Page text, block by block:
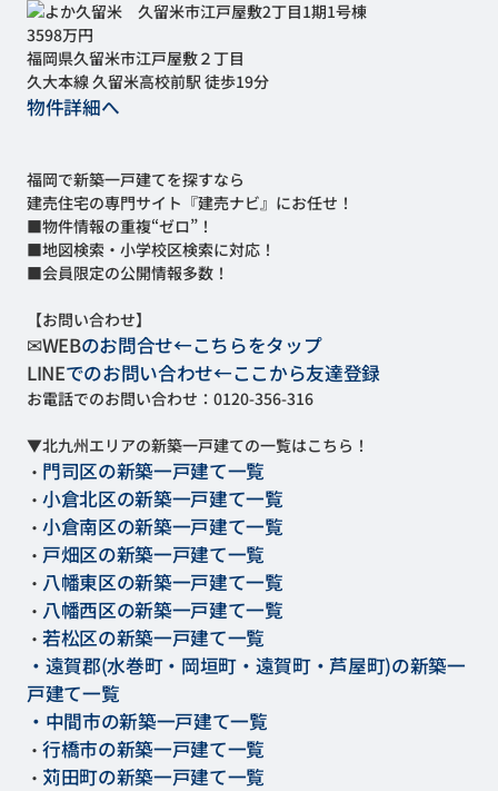
3598万円
福岡県久留米市江戸屋敷２丁目
久大本線 久留米高校前駅 徒歩19分
物件詳細へ
福岡で新築一戸建てを探すなら
建売住宅の専門サイト『建売ナビ』にお任せ！
■物件情報の重複“ゼロ”！
■地図検索・小学校区検索に対応！
■会員限定の公開情報多数！
【お問い合わせ】
✉WEBのお問合せ←こちらをタップ
LINEでのお問い合わせ←ここから友達登録
お電話でのお問い合わせ： 0120-356-316
▼北九州エリアの新築一戸建ての一覧はこちら！
・ 門司区の新築一戸建て一覧
・ 小倉北区の新築一戸建て一覧
・ 小倉南区の新築一戸建て一覧
・ 戸畑区の新築一戸建て一覧
・ 八幡東区の新築一戸建て一覧
・ 八幡西区の新築一戸建て一覧
・ 若松区の新築一戸建て一覧
・遠賀郡(水巻町・岡垣町・遠賀町・芦屋町)の新築一
戸建て一覧
・中間市の新築一戸建て一覧
・ 行橋市の新築一戸建て一覧
・ 苅田町の新築一戸建て一覧